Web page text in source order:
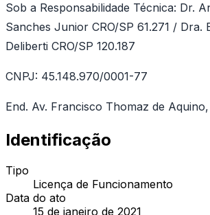
Sob a Responsabilidade Técnica: Dr.
Sanches Junior CRO/SP 61.271 / Dra.
Deliberti CRO/SP 120.187
CNPJ: 45.148.970/0001-77
End. Av. Francisco Thomaz de Aquino,
Identificação
Tipo
Licença de Funcionamento
Data do ato
15 de janeiro de 2021